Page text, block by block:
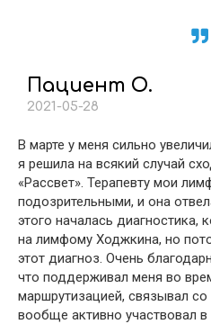
Пациент О.
2021-05-28
В марте у меня сильно
я решила на всякий случай
«Рассвет». Терапевту мои
подозрительными, и она
этого началась диагностика,
на лимфому Ходжкина, но
этот диагноз. Очень
что поддерживал меня во
маршрутизацией, связывал
вообще активно участвовал